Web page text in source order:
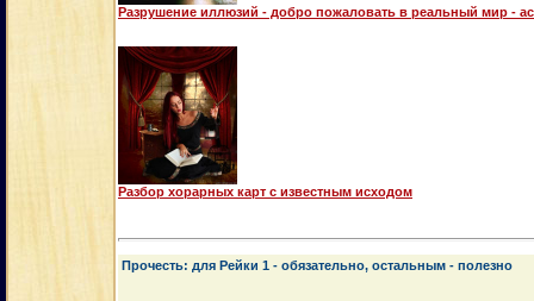
Разрушение иллюзий - добро пожаловать в реальный мир -
Разбор хорарных карт с известным исходом
Прочесть: для Рейки 1 - обязательно, остальным - полезно